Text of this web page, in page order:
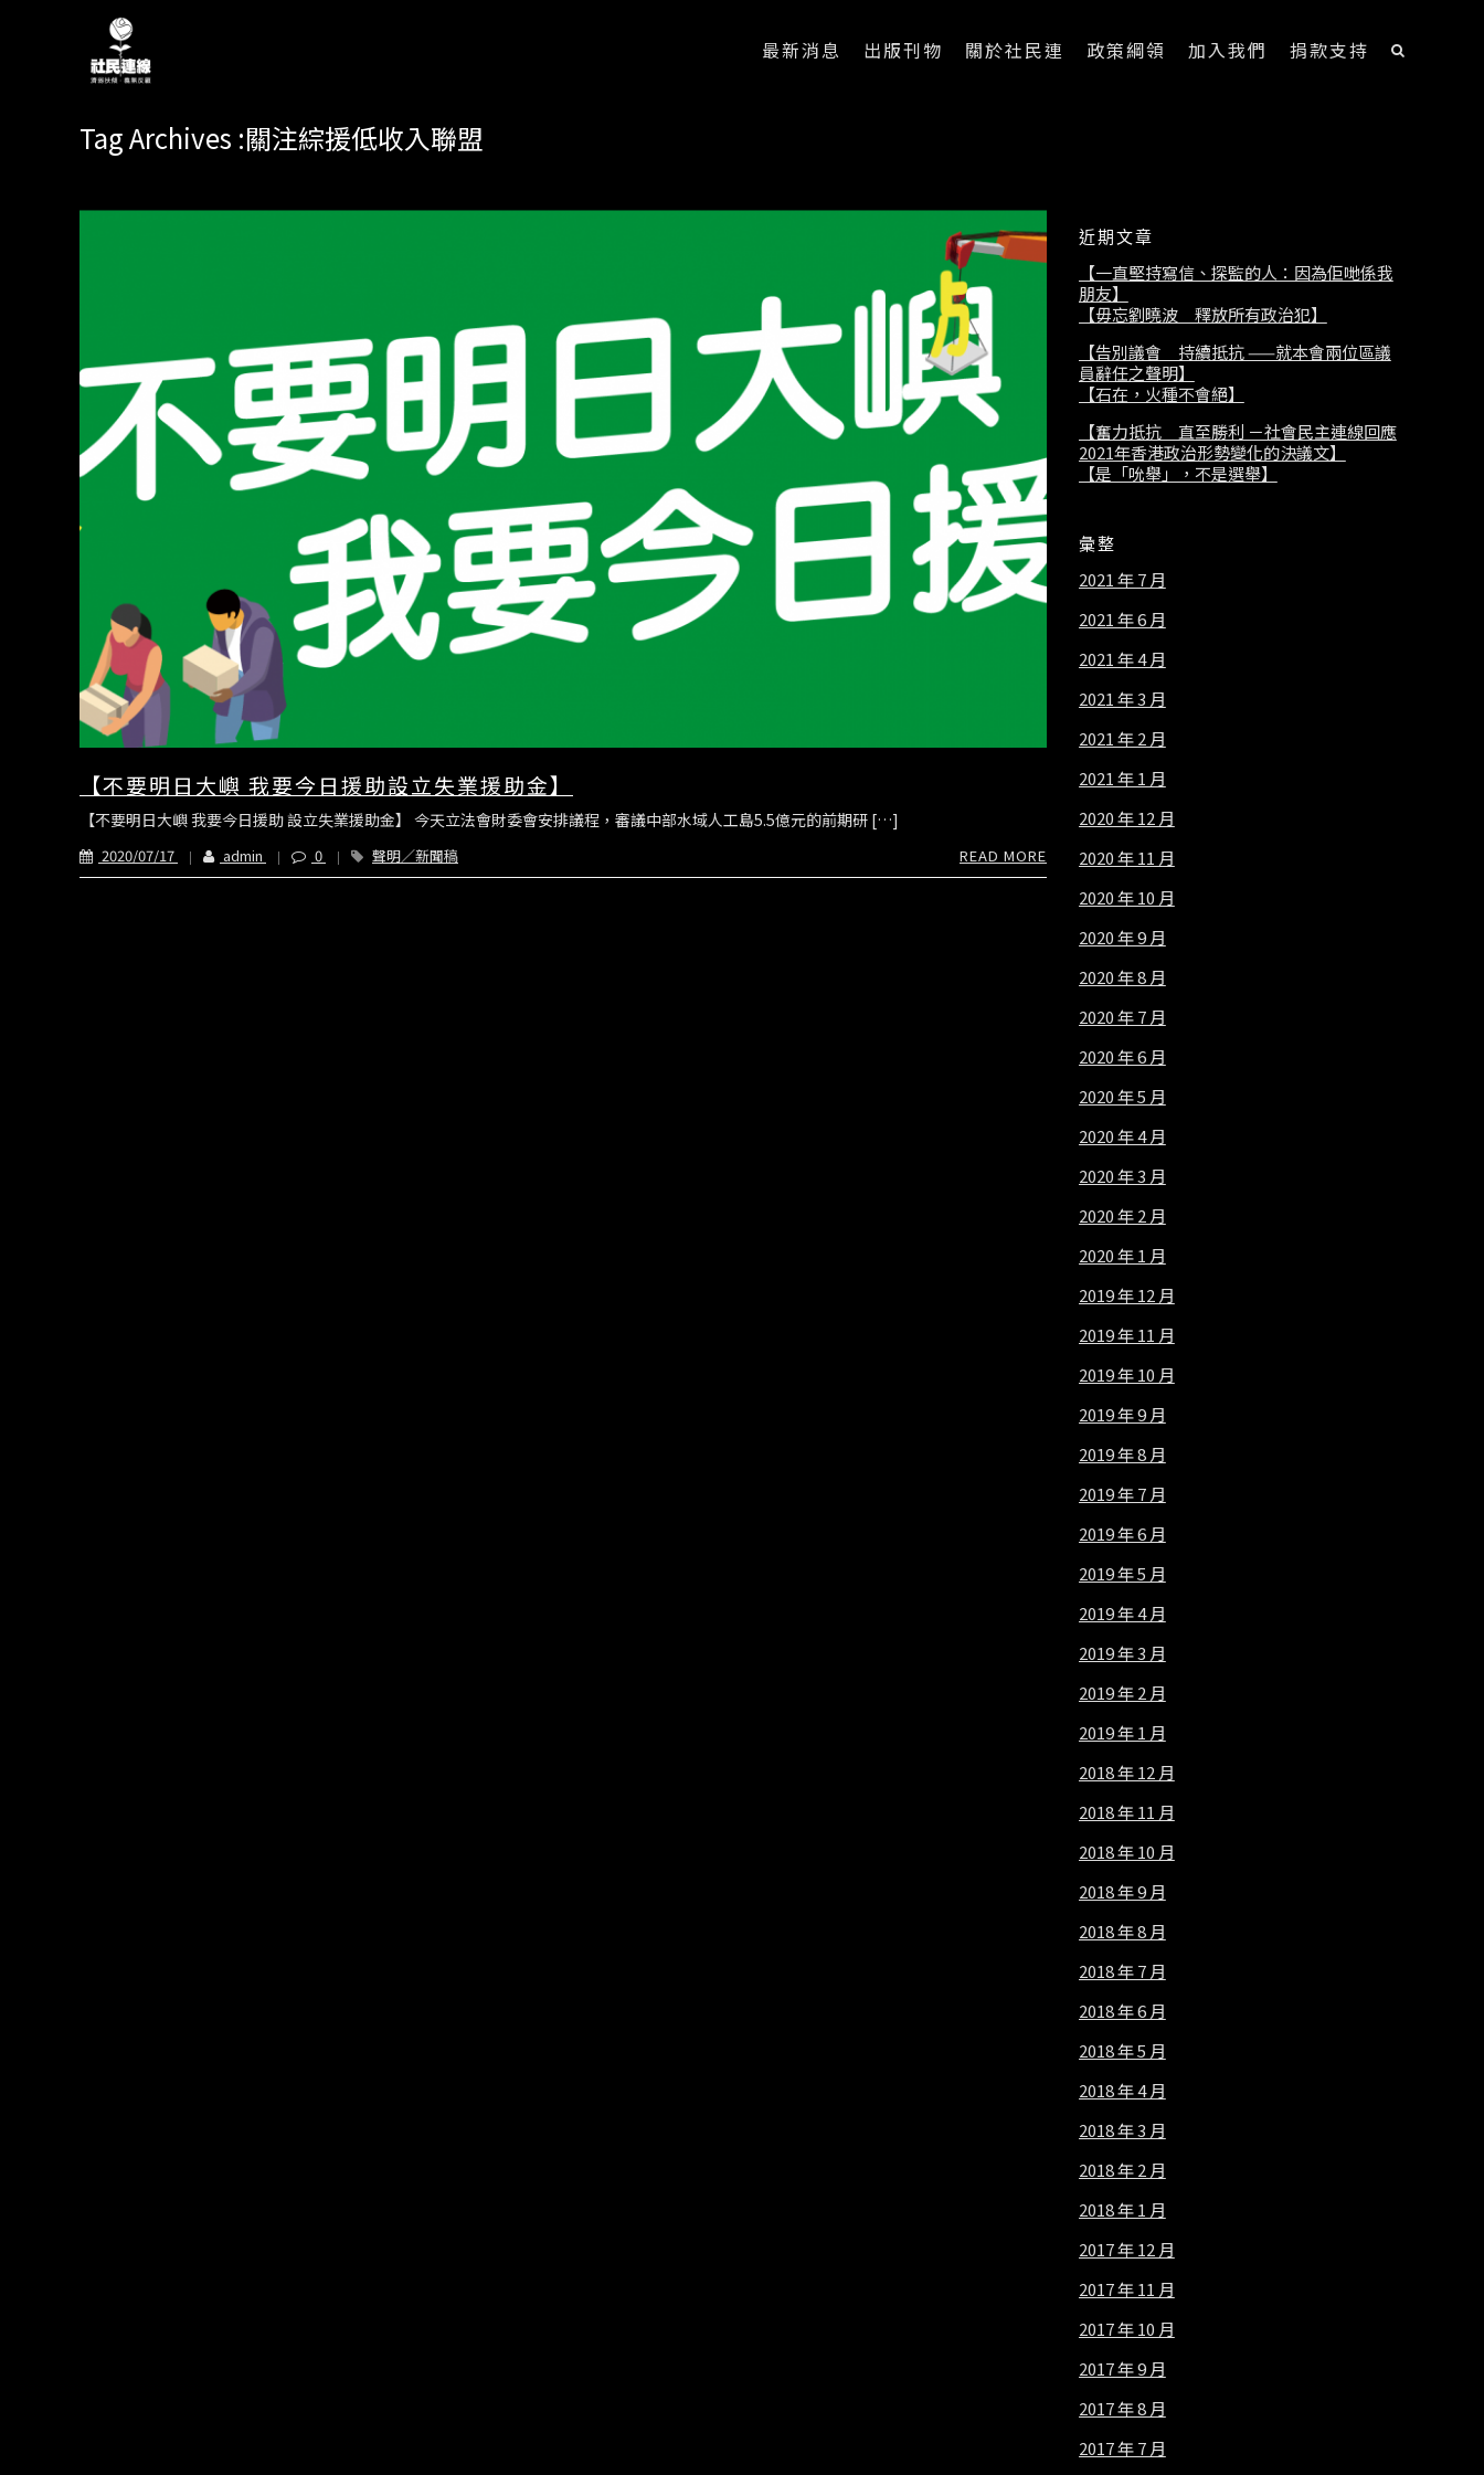
最新消息 出版刊物 關於社民連 政策綱領 加入我們 捐款支持
Tag Archives :關注綜援低收入聯盟
【不要明日大嶼 我要今日援助設立失業援助金】
【不要明日大嶼 我要今日援助 設立失業援助金】 今天立法會財委會安排議程，審議中部水域人工島5.5億元的前期研 […]
2020/07/17 admin 0 聲明／新聞稿 READ MORE
近期文章
【一直堅持寫信、探監的人：因為佢哋係我
朋友】
【毋忘劉曉波 釋放所有政治犯】
【告別議會 持續抵抗 ——就本會兩位區議
員辭任之聲明】
【石在，火種不會絕】
【奮力抵抗 直至勝利 －社會民主連線回應
2021年香港政治形勢變化的決議文】
【是「吮舉」，不是選舉】
彙整
2021 年 7 月
2021 年 6 月
2021 年 4 月
2021 年 3 月
2021 年 2 月
2021 年 1 月
2020 年 12 月
2020 年 11 月
2020 年 10 月
2020 年 9 月
2020 年 8 月
2020 年 7 月
2020 年 6 月
2020 年 5 月
2020 年 4 月
2020 年 3 月
2020 年 2 月
2020 年 1 月
2019 年 12 月
2019 年 11 月
2019 年 10 月
2019 年 9 月
2019 年 8 月
2019 年 7 月
2019 年 6 月
2019 年 5 月
2019 年 4 月
2019 年 3 月
2019 年 2 月
2019 年 1 月
2018 年 12 月
2018 年 11 月
2018 年 10 月
2018 年 9 月
2018 年 8 月
2018 年 7 月
2018 年 6 月
2018 年 5 月
2018 年 4 月
2018 年 3 月
2018 年 2 月
2018 年 1 月
2017 年 12 月
2017 年 11 月
2017 年 10 月
2017 年 9 月
2017 年 8 月
2017 年 7 月